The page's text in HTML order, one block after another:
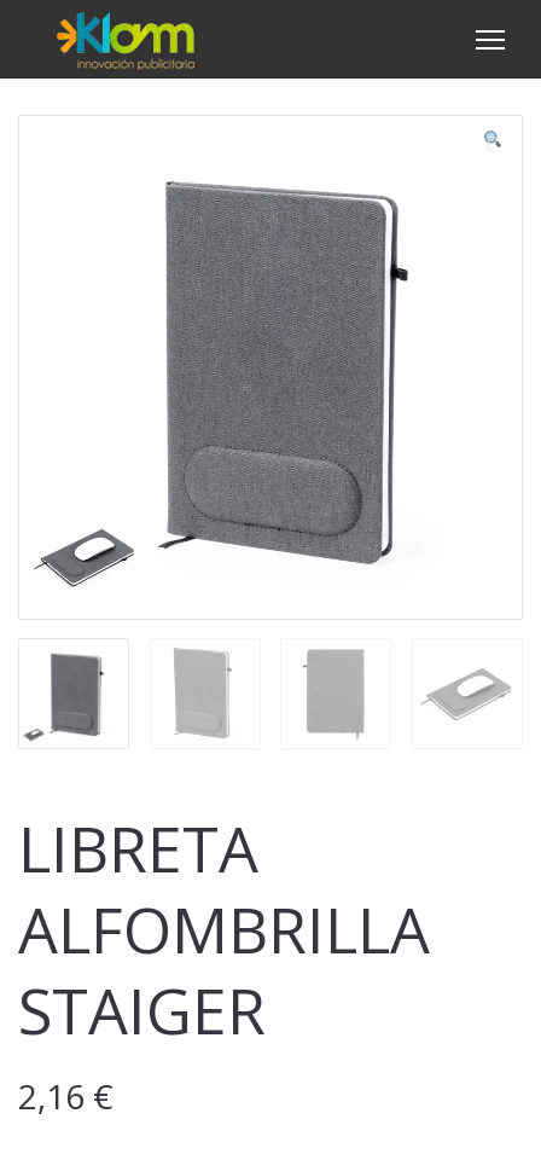
LIBRETA
ALFOMBRILLA
STAIGER
2,16 €